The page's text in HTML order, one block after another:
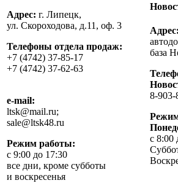
Адрес: г. Липецк,
ул. Скороходова, д.11, оф. 3
Телефоны отдела продаж:
+7 (4742) 37-85-17
+7 (4742) 37-62-63
e-mail:
ltsk@mail.ru;
sale@ltsk48.ru
Режим работы:
с 9:00 до 17:30
все дни, кроме субботы
и воскресенья
Адрес:
база
8-903-
с 8:00